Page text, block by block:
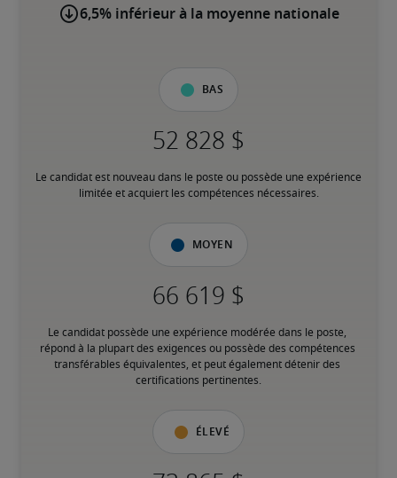
6,5% inférieur à la moyenne nationale
Bas
Le candidat est nouveau dans le poste ou possède une expérience
limitée et acquiert les compétences nécessaires.
Moyen
Le candidat possède une expérience modérée dans le poste,
répond à la plupart des exigences ou possède des compétences
transférables équivalentes, et peut également détenir des
certifications pertinentes.
Élevé